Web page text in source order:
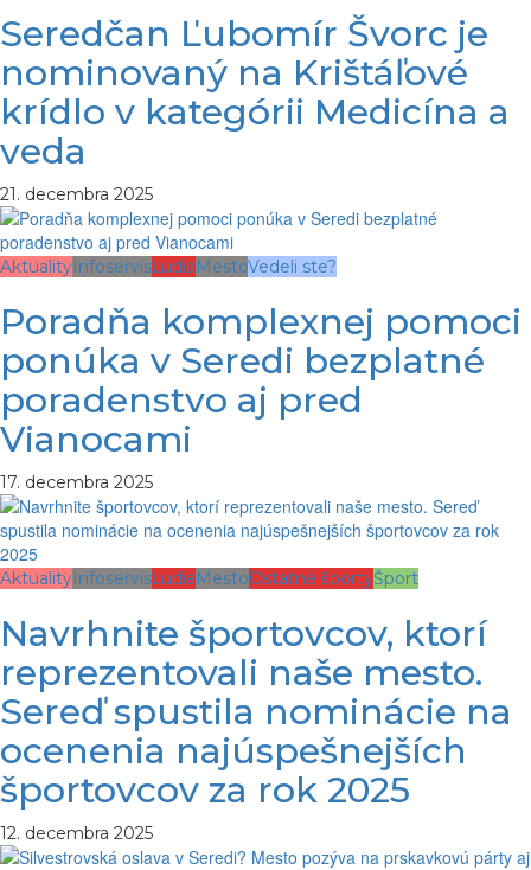
Seredčan Ľubomír Švorc je
nominovaný na Krištáľové
krídlo v kategórii Medicína a
veda
21. decembra 2025
Aktuality InfoservisĽudia MestoVedeli ste?
Poradňa komplexnej pomoci
ponúka v Seredi bezplatné
poradenstvo aj pred
Vianocami
17. decembra 2025
Aktuality InfoservisĽudia MestoOstatné športyŠport
Navrhnite športovcov, ktorí
reprezentovali naše mesto.
Sereď spustila nominácie na
ocenenia najúspešnejších
športovcov za rok 2025
12. decembra 2025